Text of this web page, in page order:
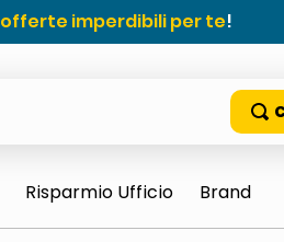
offerte imperdibili per te!
Risparmio Ufficio Brand